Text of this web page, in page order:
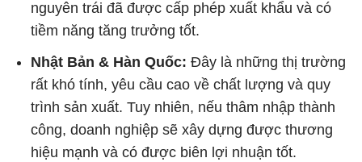
nguyên trái đã được cấp phép xuất khẩu và có
tiềm năng tăng trưởng tốt.
Nhật Bản & Hàn Quốc: Đây là những thị trường
rất khó tính, yêu cầu cao về chất lượng và quy
trình sản xuất. Tuy nhiên, nếu thâm nhập thành
công, doanh nghiệp sẽ xây dựng được thương
hiệu mạnh và có được biên lợi nhuận tốt.